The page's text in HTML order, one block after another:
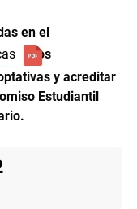
en el
, los
y acreditar
Estudiantil